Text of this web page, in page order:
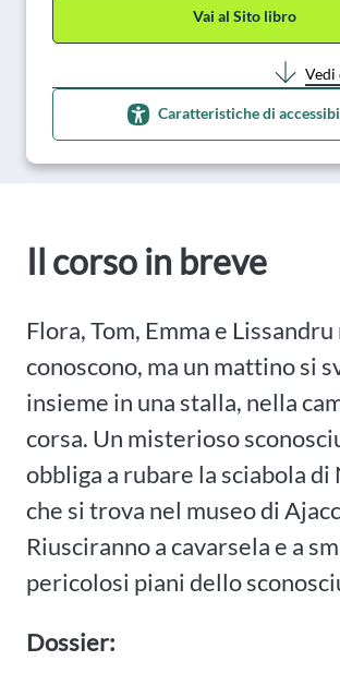
Vai al Sito libro
Vedi
Caratteristiche di
Il corso in breve
Flora, Tom, Emma e Lissandru
conoscono, ma un mattino si
insieme in una stalla, nella
corsa. Un misterioso
obbliga a rubare la sciabola di
che si trova nel museo di
Riusciranno a cavarsela e a
pericolosi piani dello
Dossier: